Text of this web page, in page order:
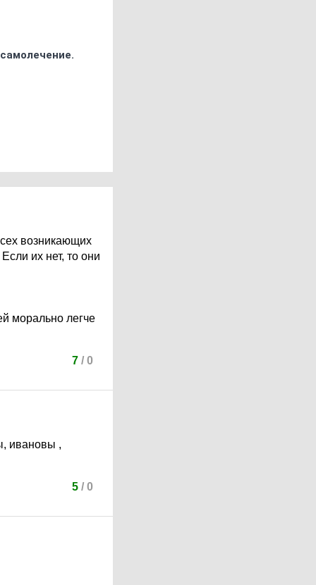
возникающих
их нет, то они
морально легче
7/ 0
ивановы ,
5/ 0